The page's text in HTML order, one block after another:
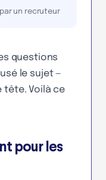
un recruteur
questions
le sujet —
tête. Voilà ce
pour les